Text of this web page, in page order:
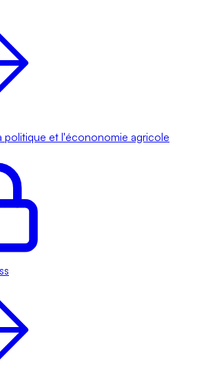
politique et l'écononomie agricole